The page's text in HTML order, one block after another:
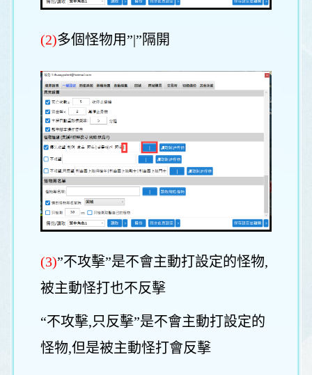
(2)多個怪物用”|”隔開
(3)”不攻擊”是不會主動打設定的怪物,
被主動怪打也不反擊
“不攻擊,只反擊”是不會主動打設定的
怪物,但是被主動怪打會反擊